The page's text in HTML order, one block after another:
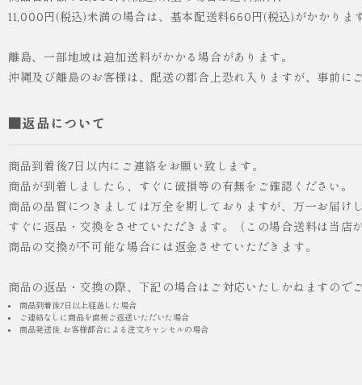
11,000円(税込)未満の場合は、基本配送料660円(税込)がかかりま
離島、一部地域は追加送料がかかる場合があります。
沖縄及び離島のお客様は、配送の都合上恐れ入りますが、事前に
■返品について
商品到着後7日以内にご連絡をお願い致します。
商品が到着しましたら、すぐに破損等の有無をご確認ください。
商品の品質につきましては万全を期しておりますが、万一お届
すぐに返品・交換をさせていただきます。（この場合送料は当店
商品の交換が不可能な場合には返金させていただきます。
商品の返品・交換の際、下記の場合はご対応いたしかねますので
商品到着後7日以上経過した場合
ご連絡なしに商品を直接ご返送いただいた場合
商品発送後, お客様都合による注文キャンセルの場合